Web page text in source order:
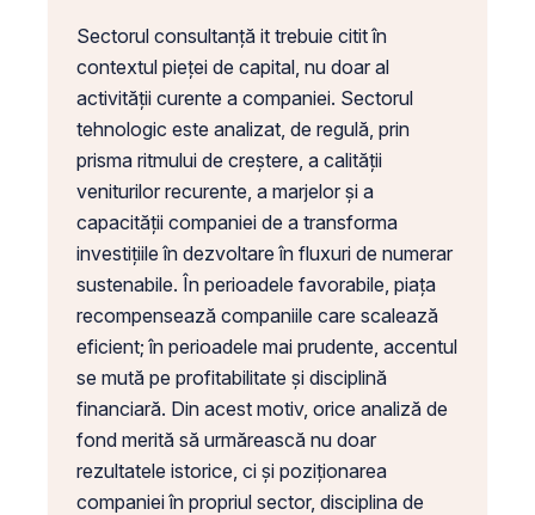
Sectorul consultanță it trebuie citit în
contextul pieței de capital, nu doar al
activității curente a companiei. Sectorul
tehnologic este analizat, de regulă, prin
prisma ritmului de creștere, a calității
veniturilor recurente, a marjelor și a
capacității companiei de a transforma
investițiile în dezvoltare în fluxuri de numerar
sustenabile. În perioadele favorabile, piața
recompensează companiile care scalează
eficient; în perioadele mai prudente, accentul
se mută pe profitabilitate și disciplină
financiară. Din acest motiv, orice analiză de
fond merită să urmărească nu doar
rezultatele istorice, ci și poziționarea
companiei în propriul sector, disciplina de